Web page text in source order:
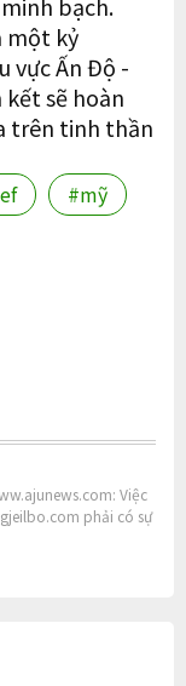
một kỷ
vực Ấn Độ -
kết sẽ hoàn
trên tinh thần
#mỹ
Việc
phải có sự